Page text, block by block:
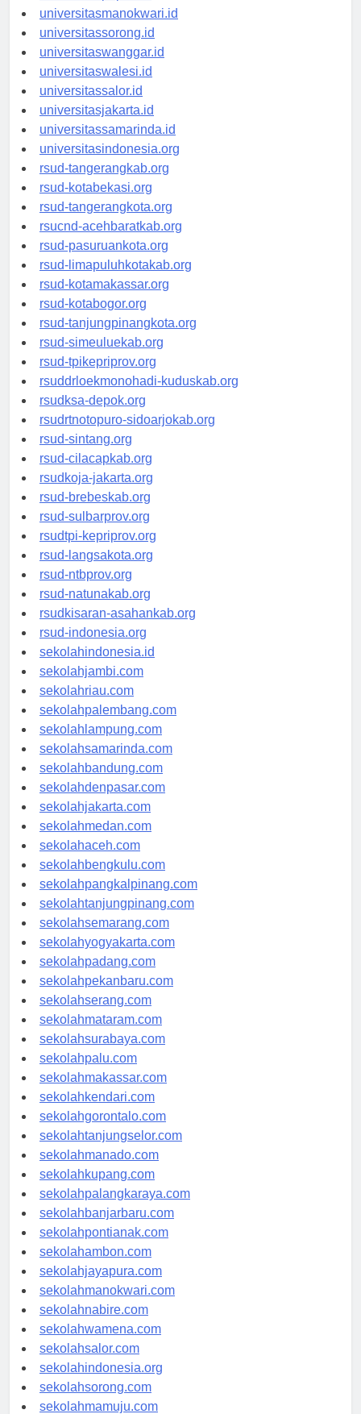
universitaspapua.id
universitasmanokwari.id
universitassorong.id
universitaswanggar.id
universitaswalesi.id
universitassalor.id
universitasjakarta.id
universitassamarinda.id
universitasindonesia.org
rsud-tangerangkab.org
rsud-kotabekasi.org
rsud-tangerangkota.org
rsucnd-acehbaratkab.org
rsud-pasuruankota.org
rsud-limapuluhkotakab.org
rsud-kotamakassar.org
rsud-kotabogor.org
rsud-tanjungpinangkota.org
rsud-simeuluekab.org
rsud-tpikepriprov.org
rsuddrloekmonohadi-kuduskab.org
rsudksa-depok.org
rsudrtnotopuro-sidoarjokab.org
rsud-sintang.org
rsud-cilacapkab.org
rsudkoja-jakarta.org
rsud-brebeskab.org
rsud-sulbarprov.org
rsudtpi-kepriprov.org
rsud-langsakota.org
rsud-ntbprov.org
rsud-natunakab.org
rsudkisaran-asahankab.org
rsud-indonesia.org
sekolahindonesia.id
sekolahjambi.com
sekolahriau.com
sekolahpalembang.com
sekolahlampung.com
sekolahsamarinda.com
sekolahbandung.com
sekolahdenpasar.com
sekolahjakarta.com
sekolahmedan.com
sekolahaceh.com
sekolahbengkulu.com
sekolahpangkalpinang.com
sekolahtanjungpinang.com
sekolahsemarang.com
sekolahyogyakarta.com
sekolahpadang.com
sekolahpekanbaru.com
sekolahserang.com
sekolahmataram.com
sekolahsurabaya.com
sekolahpalu.com
sekolahmakassar.com
sekolahkendari.com
sekolahgorontalo.com
sekolahtanjungselor.com
sekolahmanado.com
sekolahkupang.com
sekolahpalangkaraya.com
sekolahbanjarbaru.com
sekolahpontianak.com
sekolahambon.com
sekolahjayapura.com
sekolahmanokwari.com
sekolahnabire.com
sekolahwamena.com
sekolahsalor.com
sekolahindonesia.org
sekolahsorong.com